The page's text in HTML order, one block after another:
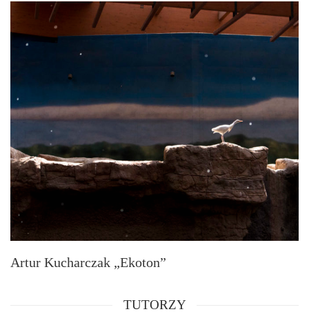
Artur Kucharczak „Ekoton”
TUTORZY